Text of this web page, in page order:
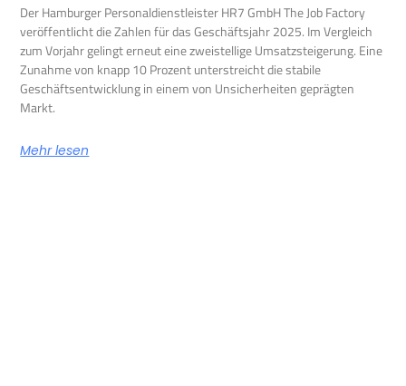
Der Hamburger Personaldienstleister HR7 GmbH The Job Factory
veröffentlicht die Zahlen für das Geschäftsjahr 2025. Im Vergleich
zum Vorjahr gelingt erneut eine zweistellige Umsatzsteigerung. Eine
Zunahme von knapp 10 Prozent unterstreicht die stabile
Geschäftsentwicklung in einem von Unsicherheiten geprägten
Markt.
Mehr lesen